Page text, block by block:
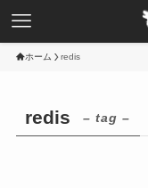
ホーム redis
redis – tag –